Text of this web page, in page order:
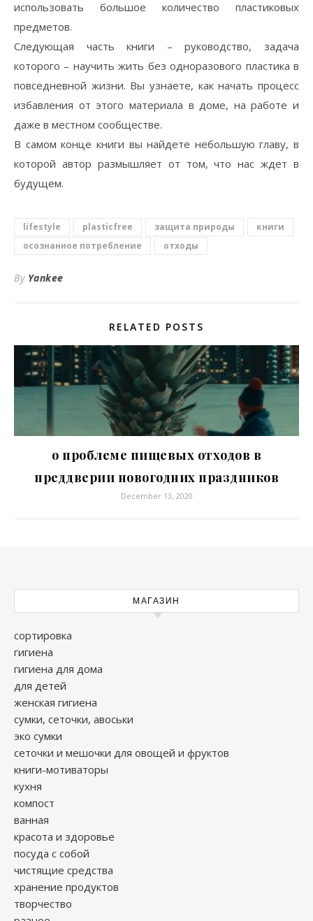
использовать большое количество пластиковых
предметов.
Следующая часть книги – руководство, задача
которого – научить жить без одноразового пластика в
повседневной жизни. Вы узнаете, как начать процесс
избавления от этого материала в доме, на работе и
даже в местном сообществе.
В самом конце книги вы найдете небольшую главу, в
которой автор размышляет от том, что нас ждет в
будущем.
lifestyle plasticfree защита природы
книги
осознанное потребление
отходы
By Yankee
RELATED POSTS
о проблеме пищевых отходов в
преддверии новогодних праздников
December 13, 2020
МАГАЗИН
сортировка
гигиена
гигиена для дома
для детей
женская гигиена
сумки, сеточки, авоськи
эко сумки
сеточки и мешочки для овощей и фруктов
книги-мотиваторы
кухня
компост
ванная
красота и здоровье
посуда с собой
чистящие средства
хранение продуктов
творчество